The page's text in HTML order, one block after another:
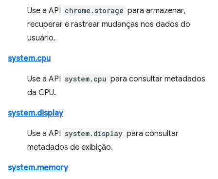
Use a API chrome.storage para armazenar,
recuperar e rastrear mudanças nos dados do
usuário.
system.cpu
Use a API system.cpu para consultar metadados
da CPU.
system.display
Use a API system.display para consultar
metadados de exibição.
system.memory